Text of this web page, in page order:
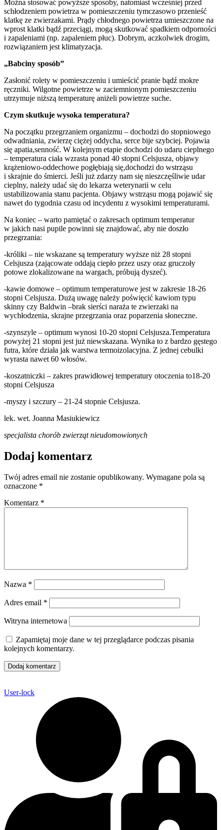
Można stosować powyższe sposoby, natomiast wcześniej przed
schłodzeniem powietrza w pomieszczeniu tymczasowo przenieść
klatkę ze zwierzakami. Prądy chłodnego powietrza umieszczone na
wprost klatki bądź przeciągi, mogą skutkować spadkiem odporności
i zapaleniami (np. zapaleniem płuc). Dobrym, aczkolwiek drogim,
rozwiązaniem jest klimatyzacja.
„Babciny sposób”
Zasłonić rolety w pomieszczeniu i umieścić pranie bądź mokre
ręczniki. Wilgotne powietrze w zaciemnionym pomieszczeniu
utrzymuje niższą temperaturę aniżeli powietrze suche.
Czym skutkuje wysoka temperatura?
Na początku przegrzaniem organizmu – dochodzi do stopniowego
odwadniania, zwierzę ciężej oddycha, serce bije szybciej. Pojawia
się apatia,senność. W kolejnym etapie dochodzi do udaru cieplnego
– temperatura ciała wzrasta ponad 40 stopni Celsjusza, objawy
krążeniowo-oddechowe pogłębiają się,dochodzi do wstrząsu
i skrajnie do śmierci. Jeśli już zdarzy nam się nieszczęśliwie udar
cieplny, należy udać się do lekarza weterynarii w celu
ustabilizowania stanu pacjenta. Objawy wstrząsu mogą pojawić się
nawet do tygodnia czasu od incydentu z wysokimi temperaturami.
Na koniec – warto pamiętać o zakresach optimum temperatur
w jakich nasi pupile powinni się znajdować, aby nie doszło
przegrzania:
-króliki – nie wskazane są temperatury wyższe niż 28 stopni
Celsjusza (zającowate oddają ciepło przez uszy oraz gruczoły
potowe zlokalizowane na wargach, próbują dyszeć).
-kawie domowe – optimum temperaturowe jest w zakresie 18-26
stopni Celsjusza. Dużą uwagę należy poświęcić kawiom typu
skinny czy Baldwin –brak sierści naraża te zwierzaki na
wychłodzenia, skrajne przegrzania oraz poparzenia słoneczne.
-szynszyle – optimum wynosi 10-20 stopni Celsjusza.Temperatura
powyżej 21 stopni jest już niewskazana. Wynika to z bardzo gęstego
futra, które działa jak warstwa termoizolacyjna. Z jednej cebulki
wyrasta nawet 60 włosów.
-koszatniczki – zakres prawidłowej temperatury otoczenia to18-20
stopni Celsjusza
-myszy i szczury – 21-24 stopnie Celsjusza.
lek. wet. Joanna Masiukiewicz
specjalista chorób zwierząt nieudomowionych
Dodaj komentarz
Twój adres email nie zostanie opublikowany. Wymagane pola są
oznaczone *
Komentarz *
Nazwa *
Adres email *
Witryna internetowa
Zapamiętaj moje dane w tej przeglądarce podczas pisania
kolejnych komentarzy.
User-lock